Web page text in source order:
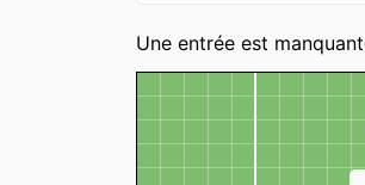
Catégories
Une entrée est
Carte